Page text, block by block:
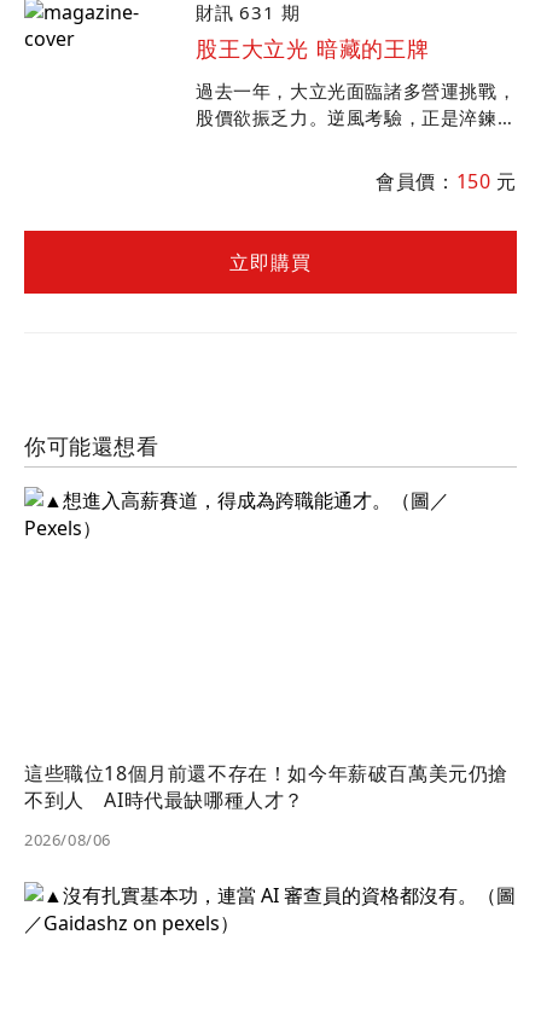
財訊 631 期
股王大立光 暗藏的王牌
過去一年，大立光面臨諸多營運挑戰，
股價欲振乏力。逆風考驗，正是淬鍊股
布局，正為大立光下個十年鋪路。
會員價： 150 元
立即購買
你可能還想看
這些職位18個月前還不存在！如今年薪破百萬美元仍搶
不到人 AI時代最缺哪種人才？
2026/08/06